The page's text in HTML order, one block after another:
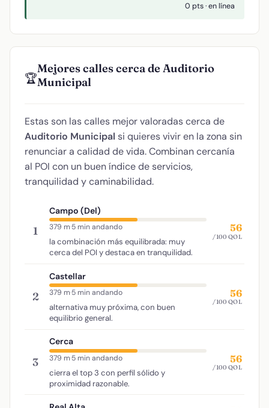
0 pts · en línea
🏆
Mejores calles cerca de Auditorio
Municipal
Estas son las calles mejor valoradas cerca de
Auditorio Municipal si quieres vivir en la zona sin
renunciar a calidad de vida. Combinan cercanía
al POI con un buen índice de servicios,
tranquilidad y caminabilidad.
1
Campo (Del)
379 m·5 min andando
la combinación más equilibrada: muy
cerca del POI y destaca en tranquilidad.
56
/100 QOL
2
Castellar
379 m·5 min andando
alternativa muy próxima, con buen
equilibrio general.
56
/100 QOL
3
Cerca
379 m·5 min andando
cierra el top 3 con perfil sólido y
proximidad razonable.
56
/100 QOL